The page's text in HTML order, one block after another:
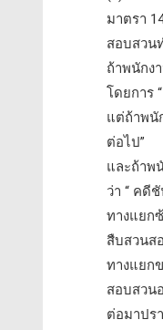
มาตรา
สอบสวน
ถ้าพนักง
โดยการ
แต่ถ้าพนั
ต่อไป”
และถ้าพ
ว่า “ คดี
ทางแยก
สืบสวนส
ทางแยก
สอบสวน
ต่อมาปร